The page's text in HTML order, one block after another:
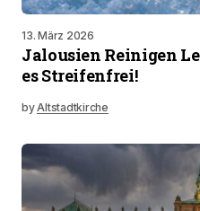
13. März 2026
Jalousien Reinigen
es Streifenfrei!
byAltstadtkirche